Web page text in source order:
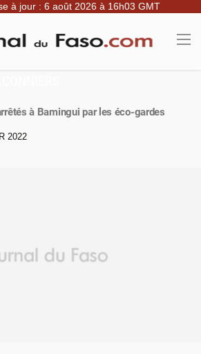
à jour : 6 août 2026 à 16h03 GMT
à Bamingui par les éco-gardes
2022